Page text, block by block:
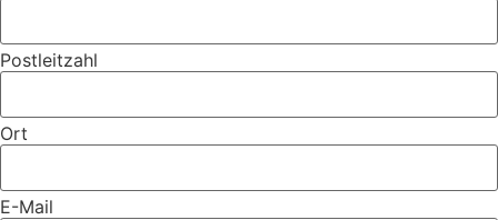
Postleitzahl
Ort
E-Mail